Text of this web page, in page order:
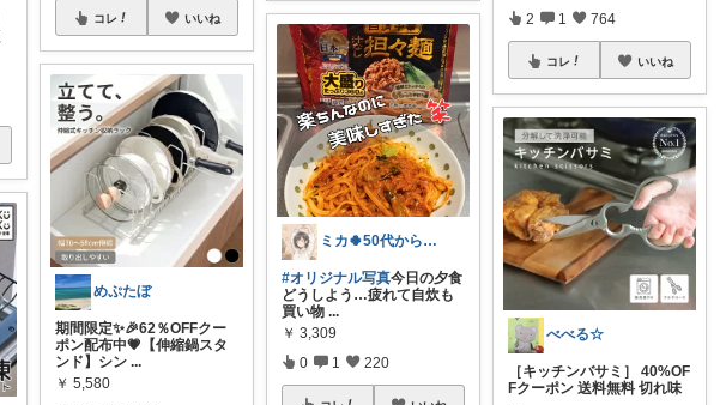
コレ いいね
めぷたぼ
期間限定✨🎉62％OFFクー
ポン配布中💗【伸縮鍋スタ
ンド】シン ...
￥ 5,580
ミカ🍀50代からのミニマルな暮らし
#オリジナル写真​今日の夕食
どうしよう…疲れて自炊も
買い物 ...
￥ 3,309
0 1 220
2 1 764
コレ いいね
べべる☆
［キッチンバサミ］ 40%OF
Fクーポン 送料無料 切れ味